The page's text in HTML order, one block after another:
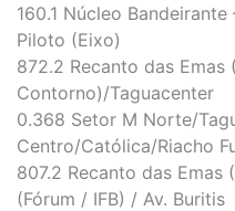
160.1 Núcleo
Piloto (Eixo)
872.2 Recanto das Emas
Contorno)/Taguacenter
0.368 Setor M Norte/
Centro/Católica/Riacho
807.2 Recanto das
(Fórum / IFB) / Av. Buritis